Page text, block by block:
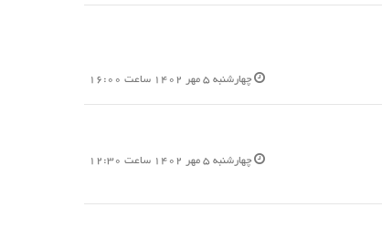
چهارشنبه 5 مهر 1402 ساعت 16:00
چهارشنبه 5 مهر 1402 ساعت 12:30